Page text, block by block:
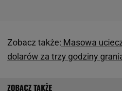
Zobacz także: Masowa
dolarów za trzy godziny